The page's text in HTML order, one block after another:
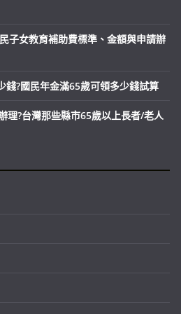
子女教育補助費標準、金額與申請辦
錢?國民年金滿65歲可領多少錢試算
理?台灣那些縣市65歲以上長者/老人